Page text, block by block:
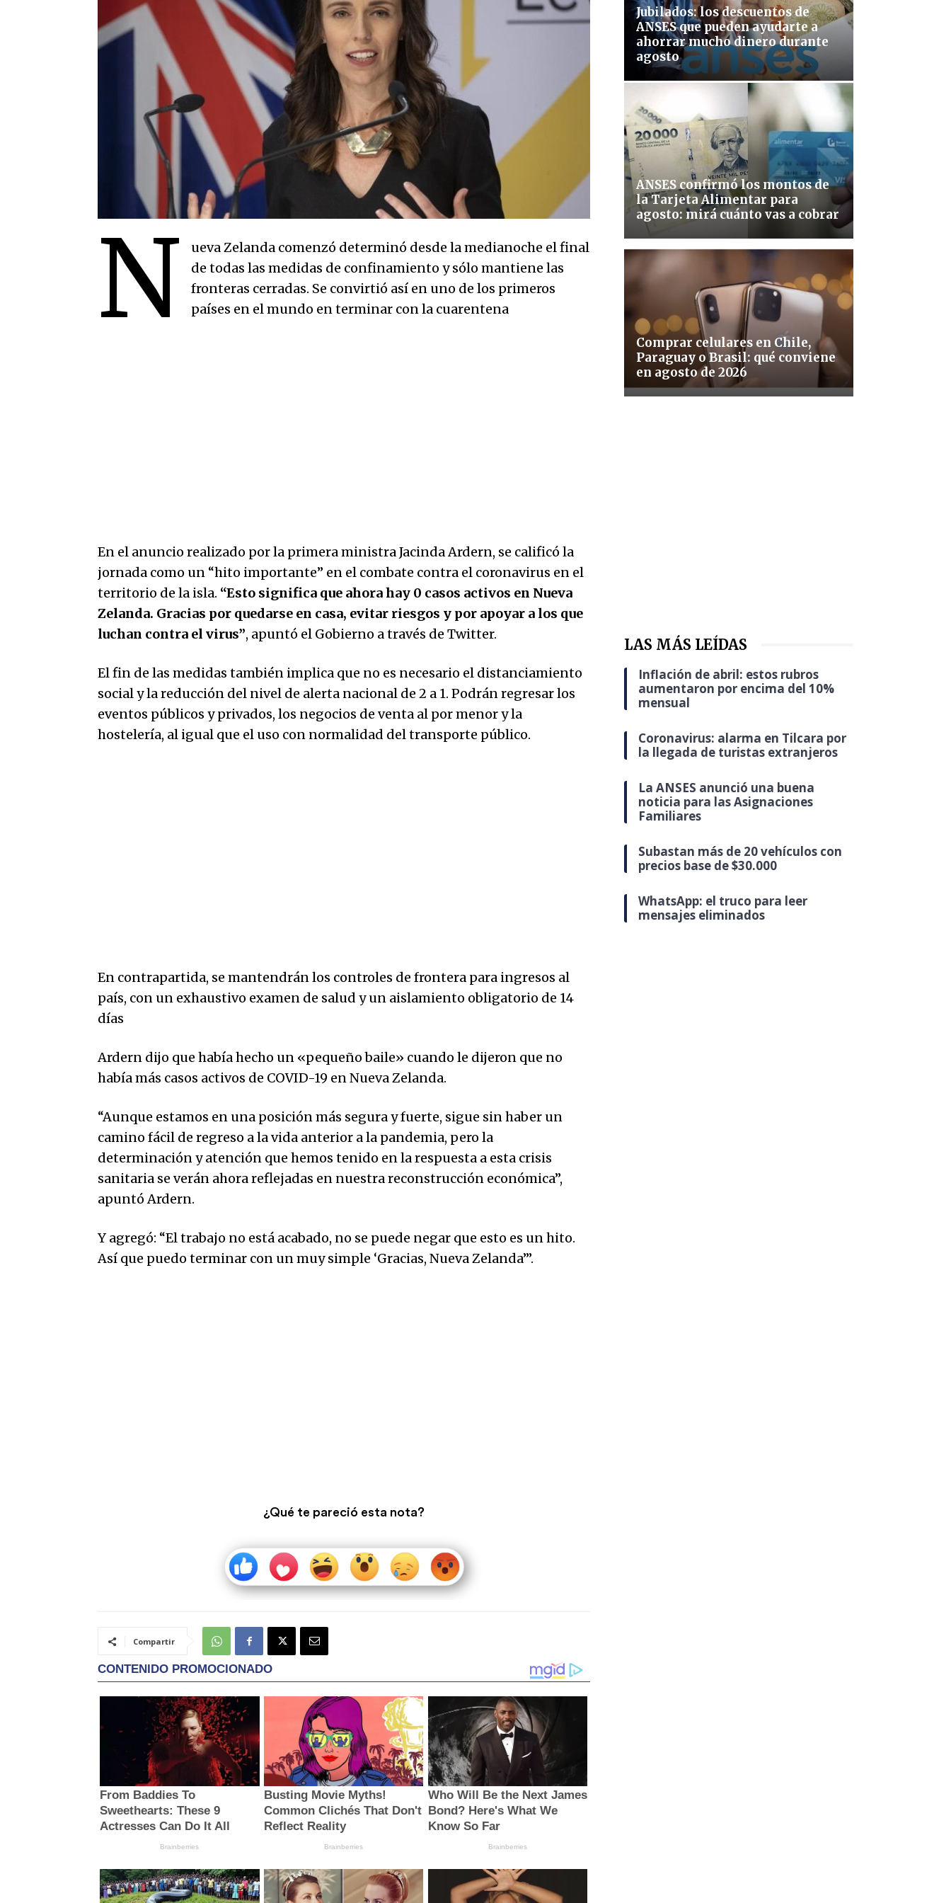
N
ueva Zelanda comenzó determinó desde la medianoche el final
de todas las medidas de confinamiento y sólo mantiene las
fronteras cerradas. Se convirtió así en uno de los primeros
países en el mundo en terminar con la cuarentena
En el anuncio realizado por la primera ministra Jacinda Ardern, se calificó la
jornada como un “hito importante” en el combate contra el coronavirus en el
territorio de la isla. “Esto significa que ahora hay 0 casos activos en Nueva
Zelanda. Gracias por quedarse en casa, evitar riesgos y por apoyar a los que
luchan contra el virus”, apuntó el Gobierno a través de Twitter.
El fin de las medidas también implica que no es necesario el distanciamiento
social y la reducción del nivel de alerta nacional de 2 a 1. Podrán regresar los
eventos públicos y privados, los negocios de venta al por menor y la
hostelería, al igual que el uso con normalidad del transporte público.
En contrapartida, se mantendrán los controles de frontera para ingresos al
país, con un exhaustivo examen de salud y un aislamiento obligatorio de 14
días
Ardern dijo que había hecho un «pequeño baile» cuando le dijeron que no
había más casos activos de COVID-19 en Nueva Zelanda.
“Aunque estamos en una posición más segura y fuerte, sigue sin haber un
camino fácil de regreso a la vida anterior a la pandemia, pero la
determinación y atención que hemos tenido en la respuesta a esta crisis
sanitaria se verán ahora reflejadas en nuestra reconstrucción económica”,
apuntó Ardern.
Y agregó: “El trabajo no está acabado, no se puede negar que esto es un hito.
Así que puedo terminar con un muy simple ‘Gracias, Nueva Zelanda’”.
¿Qué te pareció esta nota?
Compartir
Jubilados: los descuentos de
ANSES que pueden ayudarte a
ahorrar mucho dinero durante
agosto
ANSES confirmó los montos de
la Tarjeta Alimentar para
agosto: mirá cuánto vas a cobrar
Comprar celulares en Chile,
Paraguay o Brasil: qué conviene
en agosto de 2026
LAS MÁS LEÍDAS
Inflación de abril: estos rubros
aumentaron por encima del 10%
mensual
Coronavirus: alarma en Tilcara por
la llegada de turistas extranjeros
La ANSES anunció una buena
noticia para las Asignaciones
Familiares
Subastan más de 20 vehículos con
precios base de $30.000
WhatsApp: el truco para leer
mensajes eliminados